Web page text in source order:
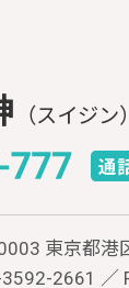
（スイジン）
東京都港
3592-2661 ／